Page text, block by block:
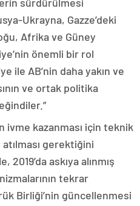
Ukrayna, Gazze’deki
Afrika ve Güney
önemli bir rol
ile AB’nin daha yakın ve
ve ortak politika
ivme kazanması için teknik
gerektiğini
askıya alınmış
tekrar
Birliği’nin güncellenmesi